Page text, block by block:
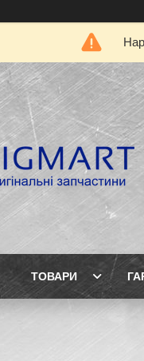
ТОВАРИ